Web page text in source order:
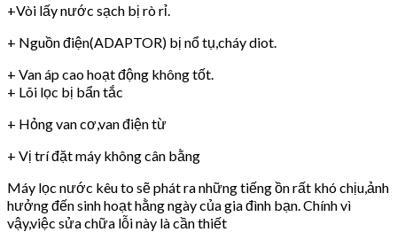
+Vòi lấy nước sạch bị rò rỉ.
+ Nguồn điện(ADAPTOR) bị nổ tụ,cháy diot.
+ Van áp cao hoạt động không tốt.
+ Lõi lọc bị bẩn tắc
+ Hỏng van cơ,van điện từ
+ Vị trí đặt máy không cân bằng
Máy lọc nước kêu to sẽ phát ra những tiếng ồn rất khó chịu,ảnh
hưởng đến sinh hoạt hằng ngày của gia đình bạn. Chính vì
vậy,việc sửa chữa lỗi này là cần thiết